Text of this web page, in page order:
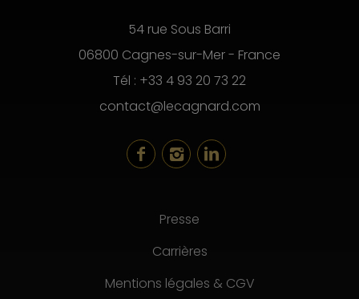
54 rue Sous Barri
06800 Cagnes-sur-Mer - France
Tél : +33 4 93 20 73 22
contact@lecagnard.com
Presse
Carrières
Mentions légales & CGV